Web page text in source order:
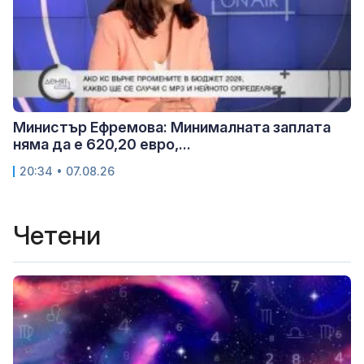
Министър Ефремова: Минималната заплата
няма да е 620,20 евро,...
20:34 • 07.08.26
Четени